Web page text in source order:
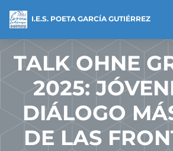
I.E.S. POETA GARCÍA GUTIÉRREZ
TALK OHNE
2025:
DIÁLOGO
DE LAS